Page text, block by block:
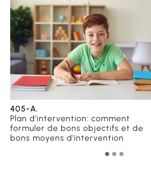
405-A.
Plan d’intervention: comment
formuler de bons objectifs et de
bons moyens d’intervention